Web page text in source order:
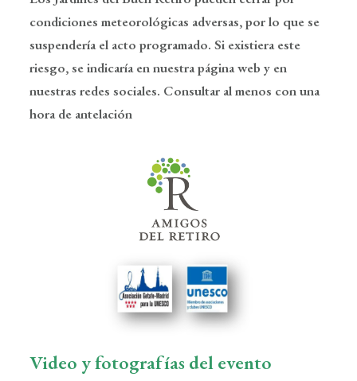
condiciones meteorológicas adversas, por lo que se
suspendería el acto programado. Si existiera este
riesgo, se indicaría en nuestra página web y en
nuestras redes sociales. Consultar al menos con una
hora de antelación
Video y fotografías del evento